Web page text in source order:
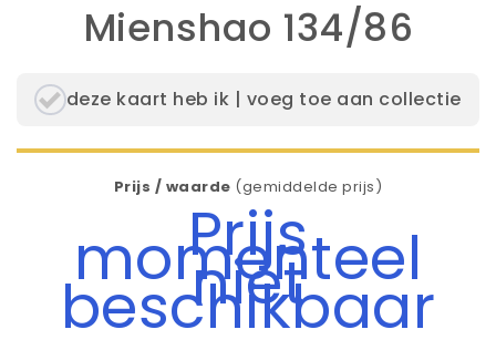
Mienshao 134/86
deze kaart heb ik | voeg toe aan collectie
Prijs / waarde (gemiddelde prijs)
Prijs
momenteel
niet
beschikbaar